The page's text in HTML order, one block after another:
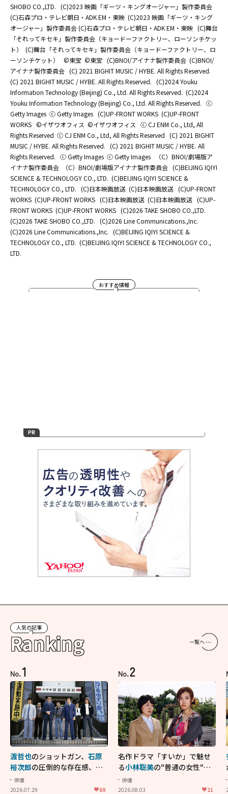
SHOBO CO.,LTD. (C)2023 映画「ギーツ・キングオージャー」製作委員会
(C)石森プロ・テレビ朝日・ADK EM・東映 (C)2023 映画「ギーツ・キング
オージャー」製作委員会 (C)石森プロ・テレビ朝日・ADK EM・東映 (C)舞台
「それってキセキ」製作委員会（キョードーファクトリー、ローソンチケッ
ト）
(C)舞台「それってキセキ」製作委員会（キョードーファクトリー、ロ
ーソンチケット）
©東宝 ©東宝 (C)BNOI/アイナナ製作委員会 (C)BNOI/
アイナナ製作委員会 (C) 2021 BIGHIT MUSIC / HYBE. All Rights Reserved.
(C) 2021 BIGHIT MUSIC / HYBE. All Rights Reserved. (C)2024 Youku
Information Technology (Beijing) Co., Ltd. All Rights Reserved. (C)2024
Youku Information Technology (Beijing) Co., Ltd. All Rights Reserved. ⓒ
Getty Images ⓒ Getty Images (C)UP-FRONT WORKS (C)UP-FRONT
WORKS ©イザワオフィス ©イザワオフィス
ⓒ CJ ENM Co., Ltd, All
Rights Reserved ⓒ CJ ENM Co., Ltd, All Rights Reserved (C) 2021 BIGHIT
MUSIC / HYBE. All Rights Reserved. (C) 2021 BIGHIT MUSIC / HYBE. All
Rights Reserved. ⓒ Getty Images ⓒ Getty Images
（C）BNOI/劇場版ア
イナナ製作委員会
（C）BNOI/劇場版アイナナ製作委員会 (C)BEIJING IQIYI
SCIENCE & TECHNOLOGY CO., LTD. (C)BEIJING IQIYI SCIENCE &
TECHNOLOGY CO., LTD. (C)日本映画放送 (C)日本映画放送 (C)UP-FRONT
WORKS (C)UP-FRONT WORKS (C)日本映画放送 (C)日本映画放送 (C)UP-
FRONT WORKS (C)UP-FRONT WORKS (C)2026 TAKE SHOBO CO.,LTD.
(C)2026 TAKE SHOBO CO.,LTD. (C)2026 Line Communications.,Inc.
(C)2026 Line Communications.,Inc. (C)BEIJING IQIYI SCIENCE &
TECHNOLOGY CO., LTD. (C)BEIJING IQIYI SCIENCE & TECHNOLOGY CO.,
LTD.
おすすめ情報
人気の記事
Ranking 一覧へ
No.1
渡哲也のショットガン、 石原
裕次郎の圧倒的な存在感、 舘
ひろし
ン！"大門軍団"のカッコよさ
俳優
2026.07.29
69
No.2
名作ドラマ「すいか」で魅せ
る小林聡美の"普通の女性"が
大人に刺さる...映画「かもめ
食堂」にも通じる静かな芝居
俳優
2026.08.03
21